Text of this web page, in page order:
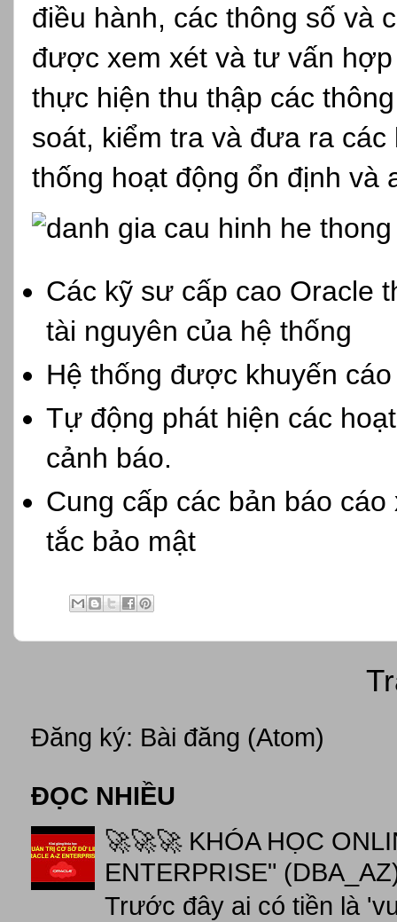
điều hành, các thông số và
được xem xét và tư vấn
thực hiện thu thập các
soát, kiểm tra và đưa ra
thống hoạt động ổn định và
Các kỹ sư cấp cao Oracle
tài nguyên của hệ thống
Hệ thống được khuyến
Tự động phát hiện các
cảnh báo.
Cung cấp các bản báo
tắc bảo mật
Đăng ký: Bài đăng (Atom)
ĐỌC NHIỀU
🚀🚀🚀 KHÓA HỌC
ENTERPRISE"
Trước đây ai có tiền là